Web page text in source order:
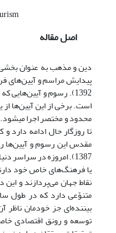
اصل مقاله
دین و مذهب به‌ عنوان
پیدایش مراسم و آیین‌های
1392). رسوم و
است. برخی از این آیین‌ها
محدود و مختصر اجرا
تا روزگار حال ادامه
مقدس این رسوم و آیین‌ها
1387). امروزه در سراسر
یا فرهنگ‌های خاص خود
نقاط جهان می‌پردازند و
متنوّعی دارد که در طول
بیننده‌ای جز خودمان
توسعه و رونق اقتصادی